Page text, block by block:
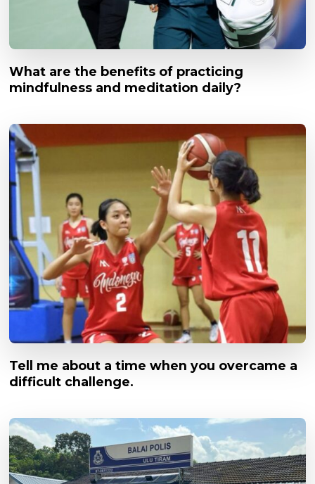
What are the benefits of practicing
mindfulness and meditation daily?
Tell me about a time when you overcame a
difficult challenge.